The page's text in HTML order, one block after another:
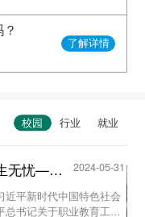
了解详情
一技在手 一生无忧——甘肃秦陇技工学校职教活动周系列活动...
2024-05-31
近平新时代中国特色社会
总书记关于职业教育工作